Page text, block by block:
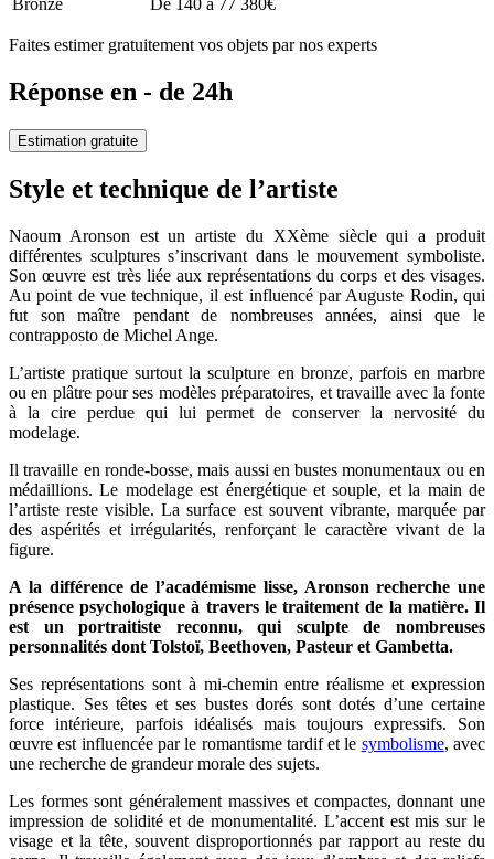
Bronze De 140 à 77 380€
Faites estimer gratuitement vos objets par nos experts
Réponse en - de 24h
Estimation gratuite
Style et technique de l’artiste
Naoum Aronson est un artiste du XXème siècle qui a produit
différentes sculptures s’inscrivant dans le mouvement symboliste.
Son œuvre est très liée aux représentations du corps et des visages.
Au point de vue technique, il est influencé par Auguste Rodin, qui
fut son maître pendant de nombreuses années, ainsi que le
contrapposto de Michel Ange.
L’artiste pratique surtout la sculpture en bronze, parfois en marbre
ou en plâtre pour ses modèles préparatoires, et travaille avec la fonte
à la cire perdue qui lui permet de conserver la nervosité du
modelage.
Il travaille en ronde-bosse, mais aussi en bustes monumentaux ou en
médaillions. Le modelage est énergétique et souple, et la main de
l’artiste reste visible. La surface est souvent vibrante, marquée par
des aspérités et irrégularités, renforçant le caractère vivant de la
figure.
A la différence de l’académisme lisse, Aronson recherche une
présence psychologique à travers le traitement de la matière. Il
est un portraitiste reconnu, qui sculpte de nombreuses
personnalités dont Tolstoï, Beethoven, Pasteur et Gambetta.
Ses représentations sont à mi-chemin entre réalisme et expression
plastique. Ses têtes et ses bustes dorés sont dotés d’une certaine
force intérieure, parfois idéalisés mais toujours expressifs. Son
œuvre est influencée par le romantisme tardif et le symbolisme, avec
une recherche de grandeur morale des sujets.
Les formes sont généralement massives et compactes, donnant une
impression de solidité et de monumentalité. L’accent est mis sur le
visage et la tête, souvent disproportionnés par rapport au reste du